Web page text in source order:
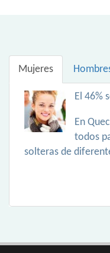
Mujeres
El 46%
En
todos
solteras de